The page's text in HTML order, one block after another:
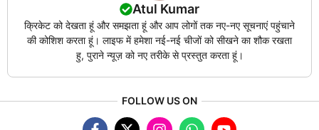
Atul Kumar
क्रिकेट को देखता हूं और समझता हूं और आप लोगों तक नए-नए सूचनाएं पहुंचाने
की कोशिश करता हूं। लाइफ में हमेशा नई-नई चीजों को सीखने का शौक रखता
हु, पुराने न्यूज़ को नए तरीके से प्रस्तुत करता हूं।
FOLLOW US ON